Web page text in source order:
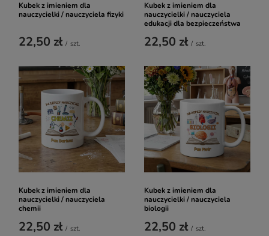
Kubek z imieniem dla
nauczycielki / nauczyciela fizyki
22,50 zł / szt.
Kubek z imieniem dla
nauczycielki / nauczyciela
edukacji dla bezpieczeństwa
22,50 zł / szt.
Kubek z imieniem dla
nauczycielki / nauczyciela
chemii
22,50 zł / szt.
Kubek z imieniem dla
nauczycielki / nauczyciela
biologii
22,50 zł / szt.